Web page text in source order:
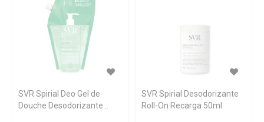
SVR Spirial Deo Gel de
Douche Desodorizante
SVR Spirial Desodorizante
Roll-On Recarga 50ml